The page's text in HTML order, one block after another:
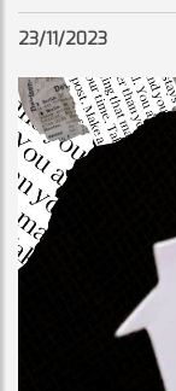
23/11/2023